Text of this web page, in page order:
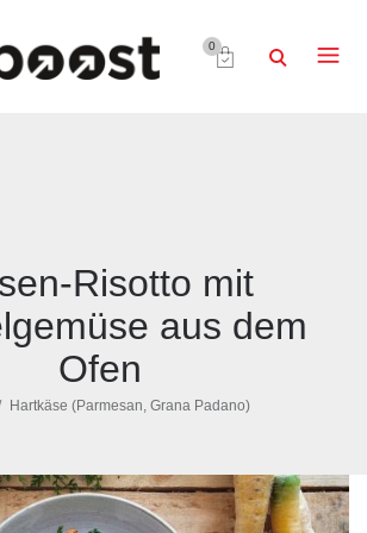
0
Risotto mit
aus dem
Ofen
Hartkäse (Parmesan, Grana Padano)